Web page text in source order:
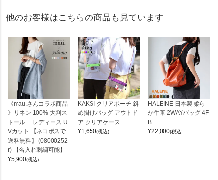
他のお客様はこちらの商品も見ています
《mau.さんコラボ商品
》リネン 100% 大判ス
トール レディース U
Vカット 【ネコポスで
送料無料】 (08000252
r) 【名入れ刺繍可能】
¥5,900(税込)
KAKSI クリアポーチ 斜
め掛けバッグ アウトド
ア クリアケース
¥1,650(税込)
HALEINE 日本製 柔ら
か牛革 2WAYバッグ 4F
B
¥22,000(税込)